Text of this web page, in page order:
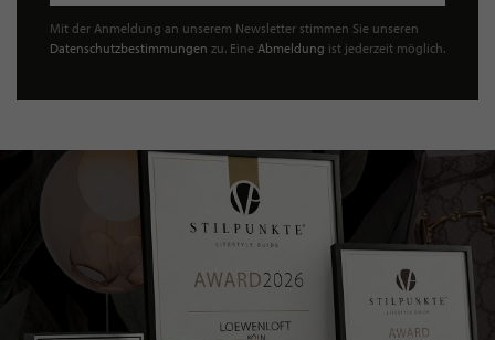
Mit der Anmeldung an unserem Newsletter stimmen Sie unseren
Datenschutzbestimmungen zu. Eine Abmeldung ist jederzeit möglich.